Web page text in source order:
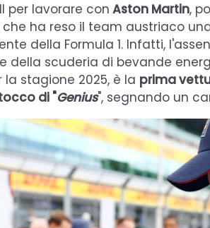
per lavorare con Aston Martin,
ha reso il team austriaco
della Formula 1. Infatti,
della scuderia di bevande
stagione 2025, è la prima
di "Genius", segnando un